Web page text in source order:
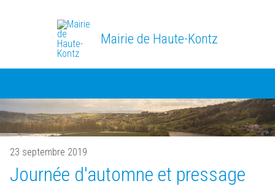
Mairie de Haute-Kontz
23 septembre 2019
Journée d'automne et pressage